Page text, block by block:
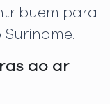
para
ao ar